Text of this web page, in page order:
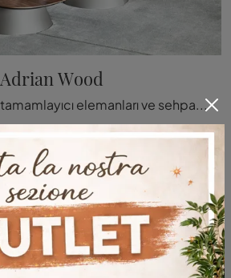
Adrian Wood
Cattelan Italia'nın tamamlayıcı elemanları ve sehpa modelleri: Adrian Wood modeli ile iç mekan tasarımınızı nasıl değerlendire